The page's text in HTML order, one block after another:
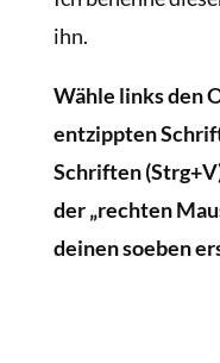
ihn.
Wähle links den
entzippten
Schriften
der „rechten
deinen soeben